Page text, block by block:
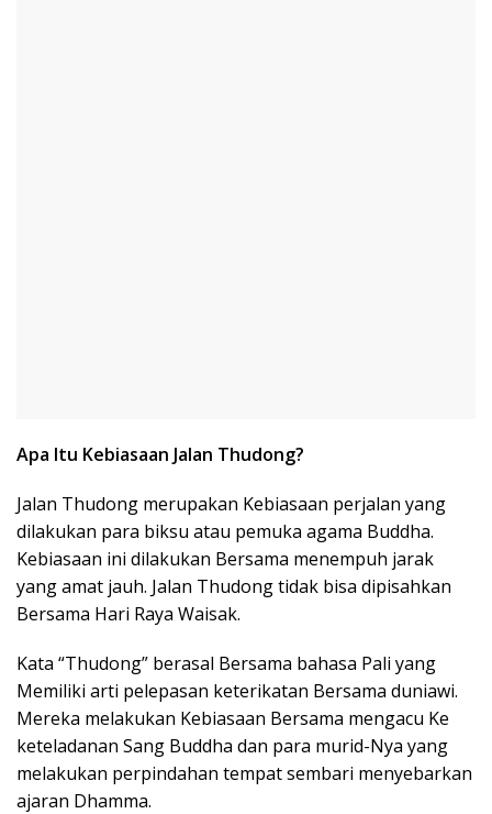
Apa Itu Kebiasaan Jalan Thudong?
Jalan Thudong merupakan Kebiasaan perjalan yang
dilakukan para biksu atau pemuka agama Buddha.
Kebiasaan ini dilakukan Bersama menempuh jarak
yang amat jauh. Jalan Thudong tidak bisa dipisahkan
Bersama Hari Raya Waisak.
Kata “Thudong” berasal Bersama bahasa Pali yang
Memiliki arti pelepasan keterikatan Bersama duniawi.
Mereka melakukan Kebiasaan Bersama mengacu Ke
keteladanan Sang Buddha dan para murid-Nya yang
melakukan perpindahan tempat sembari menyebarkan
ajaran Dhamma.